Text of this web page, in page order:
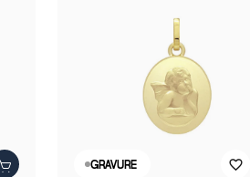
GRAVURE favorite_border